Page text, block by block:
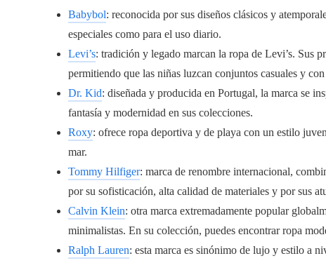
Babybol: reconocida por sus diseños clásicos y
especiales como para el uso diario.
Levi’s: tradición y legado marcan la ropa de Levi’s. Sus
permitiendo que las niñas luzcan conjuntos casuales y
Dr. Kid: diseñada y producida en Portugal, la marca se
fantasía y modernidad en sus colecciones.
Roxy: ofrece ropa deportiva y de playa con un estilo
mar.
Tommy Hilfiger: marca de renombre internacional,
por su sofisticación, alta calidad de materiales y por sus
Calvin Klein: otra marca extremadamente popular
minimalistas. En su colección, puedes encontrar ropa
Ralph Lauren: esta marca es sinónimo de lujo y estilo a